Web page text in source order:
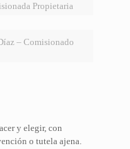
Propietaria
– Comisionado
y elegir, con
o tutela ajena.